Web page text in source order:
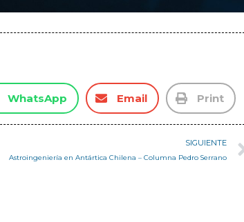
WhatsApp Email Print
SIGUIENTE
Astroingeniería en Antártica Chilena – Columna Pedro Serrano